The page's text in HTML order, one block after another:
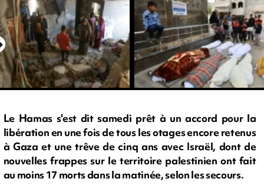
Le Hamas s'est dit samedi prêt à un accord pour la
libération en une fois de tous les otages encore retenus
à Gaza et une trêve de cinq ans avec Israël, dont de
nouvelles frappes sur le territoire palestinien ont fait
au moins 17 morts dans la matinée, selon les secours.